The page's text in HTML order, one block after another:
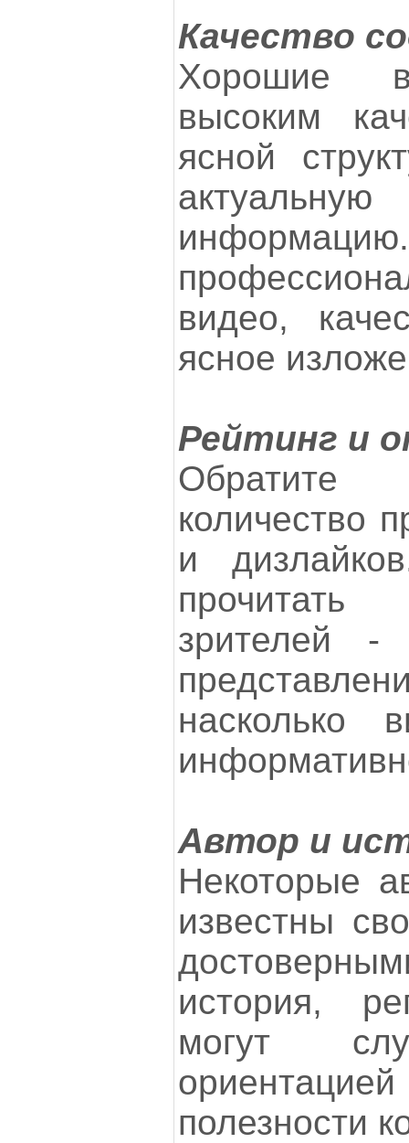
Качество
Хорошие
высоким
ясной
видео,
ясное
Рейтинг и
количество
и
зрителей -
насколько
Автор и
Некоторые
известны
история,
могут
полезности